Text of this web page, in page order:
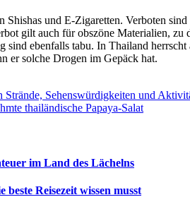
und E-Zigaretten. Verboten
gilt auch für obszöne Materialien,
sind ebenfalls tabu. In Thailand
er solche Drogen im Gepäck hat.
Strände, Sehenswürdigkeiten und
thailändische Papaya-Salat
im Land des Lächelns
Reisezeit wissen musst